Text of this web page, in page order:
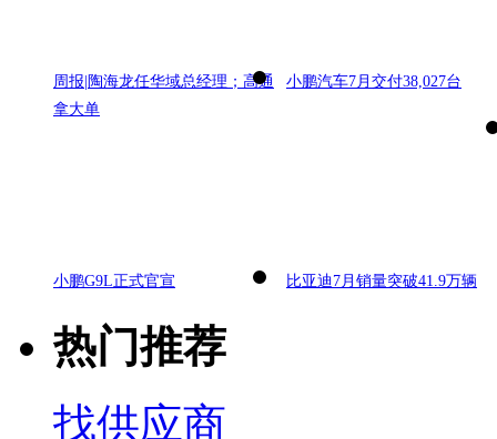
周报|陶海龙任华域总经理；高通
拿大单
小鹏汽车7月交付38,027台
小鹏G9L正式官宣 比亚迪7月销量突破41.9万辆
热门推荐
找供应商